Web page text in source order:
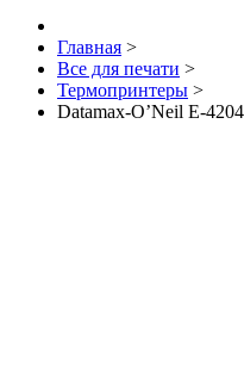
Главная >
Все для печати >
Термопринтеры >
Datamax-O’Neil E-